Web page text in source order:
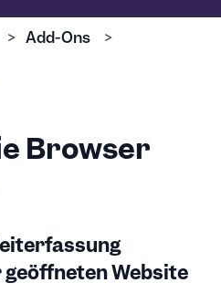
Add-Ons
Browser
Website